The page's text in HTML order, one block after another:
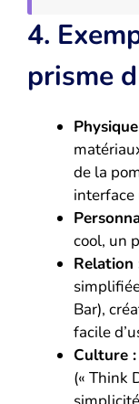
4.
prisme
de la
cool, un
Relation
Bar),
facile
Culture :
(« Think